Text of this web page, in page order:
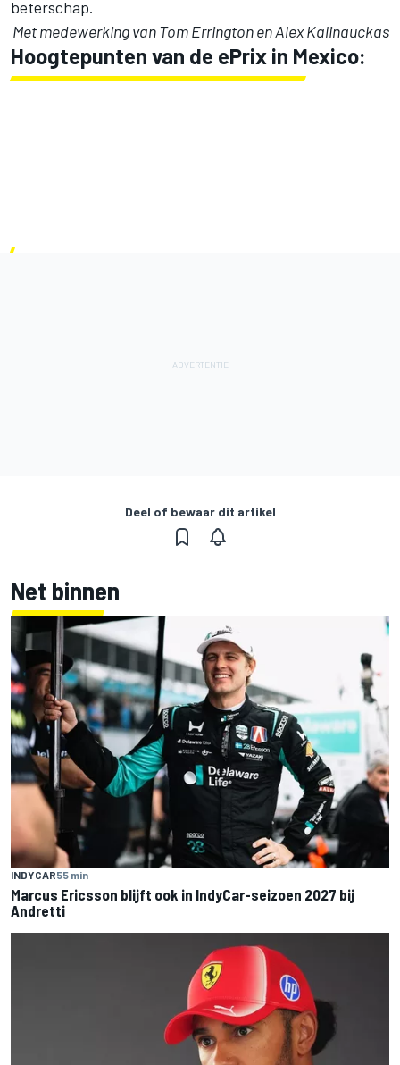
beterschap.
Met medewerking van Tom Errington en Alex Kalinauckas
Hoogtepunten van de ePrix in Mexico:
Deel of bewaar dit artikel
Net binnen
INDYCAR55 min
Marcus Ericsson blijft ook in IndyCar-seizoen 2027 bij
Andretti